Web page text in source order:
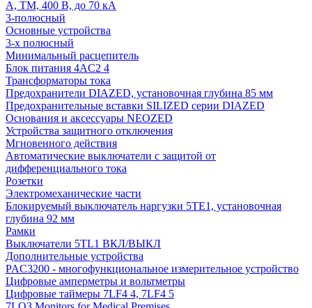
А, TM, 400 В, до 70 кА
3-полюсный
Основные устройства
3-х полюсный
Минимальный расцепитель
Блок питания 4AC2 4
Трансформаторы тока
Предохранители DIAZED, установочная глубина 85 мм
Предохранительные вставки SILIZED серии DIAZED
Основания и аксессуары NEOZED
Устройства защитного отключения
Мгновенного действия
Автоматические выключатели с защитой от
дифференциального тока
Розетки
Электромеханические части
Блокируемый выключатель наргузки 5TE1, установочная
глубина 92 мм
Рамки
Выключатели 5TL1 ВКЛ/ВЫКЛ
Дополнительные устройства
PAC3200 - многофункциональное измерительное устройство
Цифровые амперметры и вольтметры
Цифровые таймеры 7LF4 4, 7LF4 5